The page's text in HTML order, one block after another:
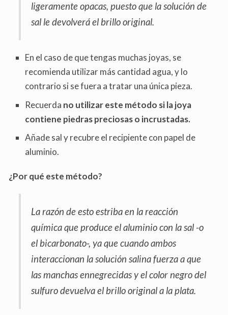
ligeramente opacas, puesto que la solución de
sal le devolverá el brillo original.
En el caso de que tengas muchas joyas, se
recomienda utilizar más cantidad agua, y lo
contrario si se fuera a tratar una única pieza.
Recuerda no utilizar este método si la joya
contiene piedras preciosas o incrustadas.
Añade sal y recubre el recipiente con papel de
aluminio.
¿Por qué este método?
La razón de esto estriba en la reacción
química que produce el aluminio con la sal -o
el bicarbonato-, ya que cuando ambos
interaccionan la solución salina fuerza a que
las manchas ennegrecidas y el color negro del
sulfuro devuelva el brillo original a la plata.